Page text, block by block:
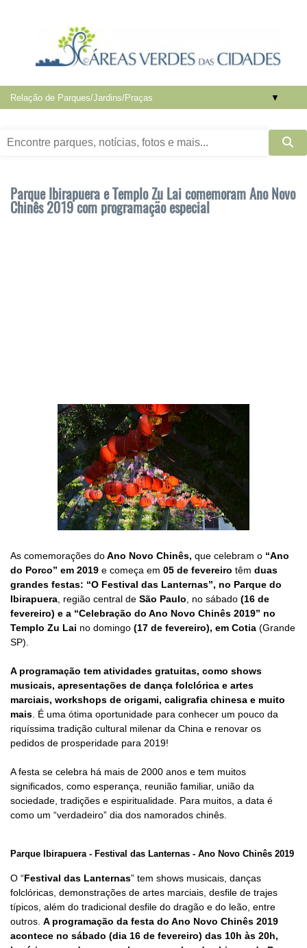
▼
Parque Ibirapuera e Templo Zu Lai comemoram Ano Novo
Chinês 2019 com programação especial
As comemorações doAno Novo Chinês, que celebram o “Ano
do Porco” em 2019 e começa em 05 de fevereiro têm duas
grandes festas: “O Festival das Lanternas”, no Parque do
Ibirapuera , região central de São Paulo , no sábado (16 de
fevereiro) e a “Celebração do Ano Novo Chinês 2019” no
Templo Zu Lai no domingo (17 de fevereiro), em Cotia (Grande
SP).
A programação tem atividades gratuitas, como shows
musicais, apresentações de dança folclórica e artes
marciais, workshops de origami, caligrafia chinesa e muito
mais . É uma ótima oportunidade para conhecer um pouco da
riquíssima tradição cultural milenar da China e renovar os
pedidos de prosperidade para 2019!
A festa se celebra há mais de 2000 anos e tem muitos
significados, como esperança, reunião familiar, união da
sociedade, tradições e espiritualidade. Para muitos, a data é
como um “verdadeiro” dia dos namorados chinês.
Parque Ibirapuera - Festival das Lanternas - Ano Novo Chinês 2019
O “Festival das Lanternas” tem shows musicais, danças
folclóricas, demonstrações de artes marciais, desfile de trajes
típicos, além do tradicional desfile do dragão e do leão, entre
outros. A programação da festa do Ano Novo Chinês 2019
acontece no sábado (dia 16 de fevereiro) das 10h às 20h,